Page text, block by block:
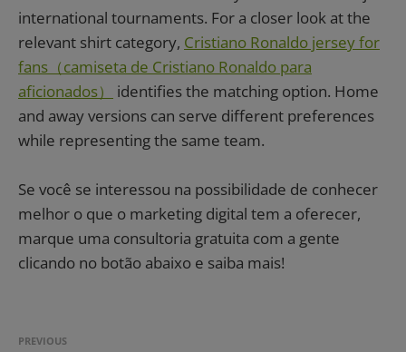
international tournaments. For a closer look at the
relevant shirt category, Cristiano Ronaldo jersey for
fans（camiseta de Cristiano Ronaldo para
aficionados）
identifies the matching option. Home
and away versions can serve different preferences
while representing the same team.
Se você se interessou na possibilidade de conhecer
melhor o que o marketing digital tem a oferecer,
marque uma consultoria gratuita com a gente
clicando no botão abaixo e saiba mais!
PREVIOUS